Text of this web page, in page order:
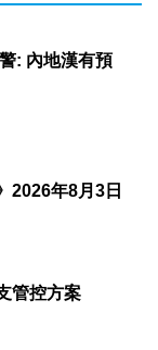
: 內地漢有預
2026年8月3日
管控方案